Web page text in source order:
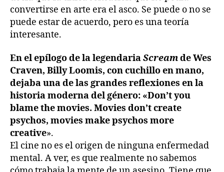
convertirse en arte era el asco. Se puede o no se
puede estar de acuerdo, pero es una teoría
interesante.
En el epílogo de la legendariaScreamde Wes
Craven, Billy Loomis, con cuchillo en mano,
dejaba una de las grandes reflexiones en la
historia moderna del género: «Don’t you
blame the movies. Movies don’t create
psychos, movies make psychos more
creative».
El cine no es el origen de ninguna enfermedad
mental. A ver, es que realmente no sabemos